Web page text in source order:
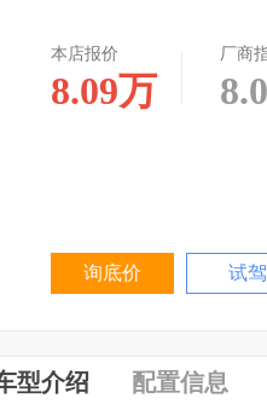
本店报价
8.09万
厂商
询底价 试驾
型介绍 配置信息